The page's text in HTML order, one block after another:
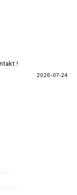
!
2026-07-24